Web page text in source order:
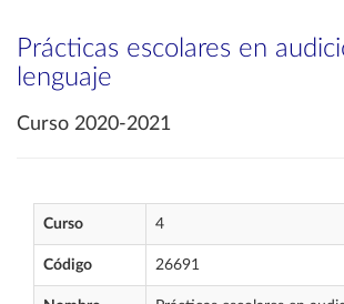
Prácticas escolares en
lenguaje
Curso 2020-2021
Curso 4
Código 26691